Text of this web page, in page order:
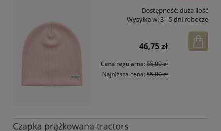
Dostępność:duża ilość
Wysyłka w:3 - 5 dni robocze
46,75 zł
Cena regularna:55,00 zł
Najniższa cena:55,00 zł
Czapka prążkowana tractors